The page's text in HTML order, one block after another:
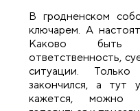
В гродненском
ключарем. А
Каково быть
ответственность,
ситуации. Только
закончился, а тут
кажется, можно